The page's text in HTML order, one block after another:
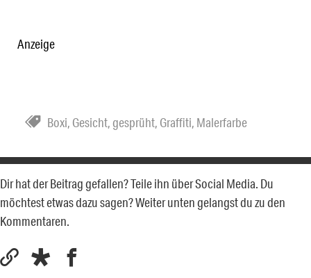
Anzeige
Boxi, Gesicht, gesprüht, Graffiti, Malerfarbe
Dir hat der Beitrag gefallen? Teile ihn über Social Media. Du
möchtest etwas dazu sagen? Weiter unten gelangst du zu den
Kommentaren.